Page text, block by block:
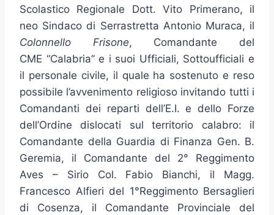
Scolastico Regionale Dott. Vito Primerano, il
neo Sindaco di Serrastretta Antonio Muraca, il
Colonnello Frisone, Comandante del
CME “Calabria” e i suoi Ufficiali, Sottoufficiali e
il personale civile, il quale ha sostenuto e reso
possibile l’avvenimento religioso invitando tutti i
Comandanti dei reparti dell’E.I. e dello Forze
dell’Ordine dislocati sul territorio calabro: il
Comandante della Guardia di Finanza Gen. B.
Geremia, il Comandante del 2° Reggimento
Aves – Sirio Col. Fabio Bianchi, il Magg.
Francesco Alfieri del 1°Reggimento Bersaglieri
di Cosenza, il Comandante Provinciale del